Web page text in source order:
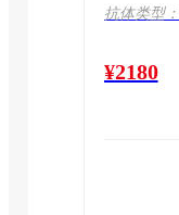
抗体类型：
¥2180